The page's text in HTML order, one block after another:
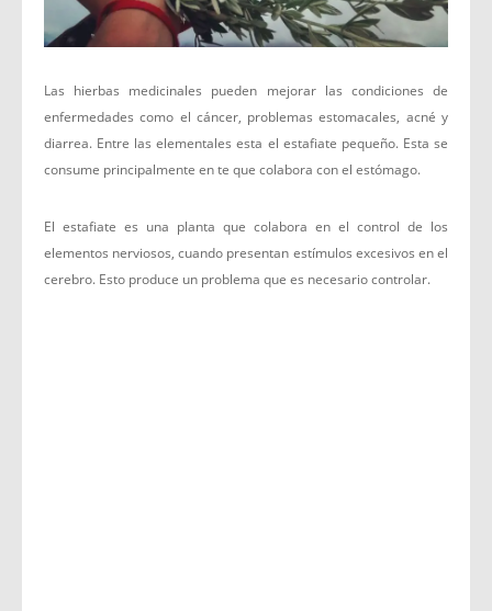
Las hierbas medicinales pueden mejorar las condiciones de
enfermedades como el cáncer, problemas estomacales, acné y
diarrea. Entre las elementales esta el estafiate pequeño. Esta se
consume principalmente en te que colabora con el estómago.
El estafiate es una planta que colabora en el control de los
elementos nerviosos, cuando presentan estímulos excesivos en el
cerebro. Esto produce un problema que es necesario controlar.